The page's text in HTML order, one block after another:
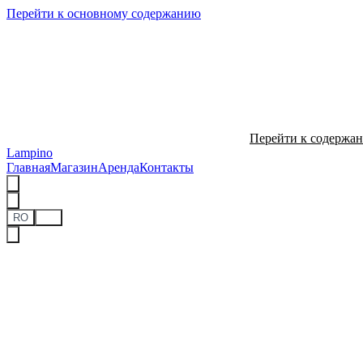
Перейти к основному содержанию
Перейти к
Lampino
ГлавнаяМагазинАрендаКонтакты
RO